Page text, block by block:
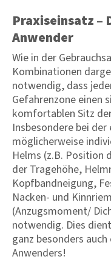
Praxiseinsatz
Anwender
Wie in der
Kombinationen
notwendig, dass
Gefahrenzone einen
komfortablen Sitz
Insbesondere bei
möglicherweise
Helms (z.B. Position
der Tragehöhe,
Kopfbandneigung,
Nacken- und
(Anzugsmoment/
notwendig. Dies
ganz besonders
Anwenders!